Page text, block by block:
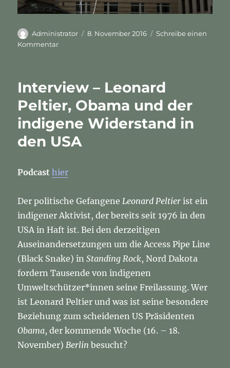
Autor
Administrator
Veröffentlicht
8. November 2016
Schreibe einen
Kommentarzu
Peltier,
und
der
indigene
Widerstand
USA
Interview – Leonard
Peltier, Obama und der
indigene Widerstand in
den USA
Podcast hier
Der politische GefangeneLeonard Peltier ist ein
indigener Aktivist, der bereits seit 1976 in den
USA in Haft ist. Bei den derzeitigen
Auseinandersetzungen um die Access Pipe Line
(Black Snake) inStanding Rock, Nord Dakota
fordern Tausende von indigenen
Umweltschützer*innen seine Freilassung. Wer
ist Leonard Peltier und was ist seine besondere
Beziehung zum scheidenen US Präsidenten
Obama, der kommende Woche (16. – 18.
November)Berlin besucht?